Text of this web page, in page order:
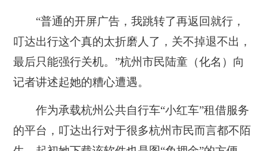
“普通的开屏广告，我跳转了再返回就行，
叮达出行这个真的太折磨人了，关不掉退不出，
最后只能强行关机。”杭州市民陆童（化名）向
记者讲述起她的糟心遭遇。
作为承载杭州公共自行车“小红车”租借服务
的平台，叮达出行对于很多杭州市民而言都不陌